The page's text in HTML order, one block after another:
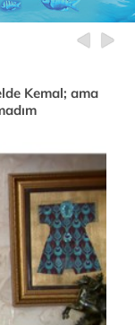
Kemal; ama